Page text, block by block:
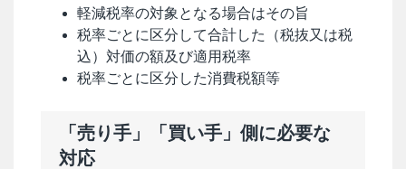
軽減税率の対象となる場合はその旨
税率ごとに区分して合計した（税抜又は税
込）対価の額及び適用税率
税率ごとに区分した消費税額等
「売り手」「買い手」側に必要な
対応